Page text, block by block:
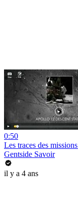
0:50
Les traces des
Gentside Savoir
il y a 4 ans